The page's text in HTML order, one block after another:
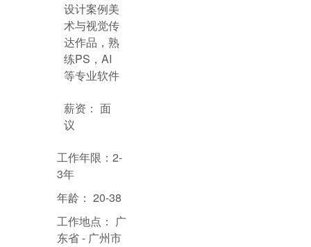
设计案例美
术与视觉传
达作品，熟
练PS，AI
等专业软件
薪资： 面
议
工作年限：2-
3年
年龄： 20-38
工作地点： 广
东省 - 广州市